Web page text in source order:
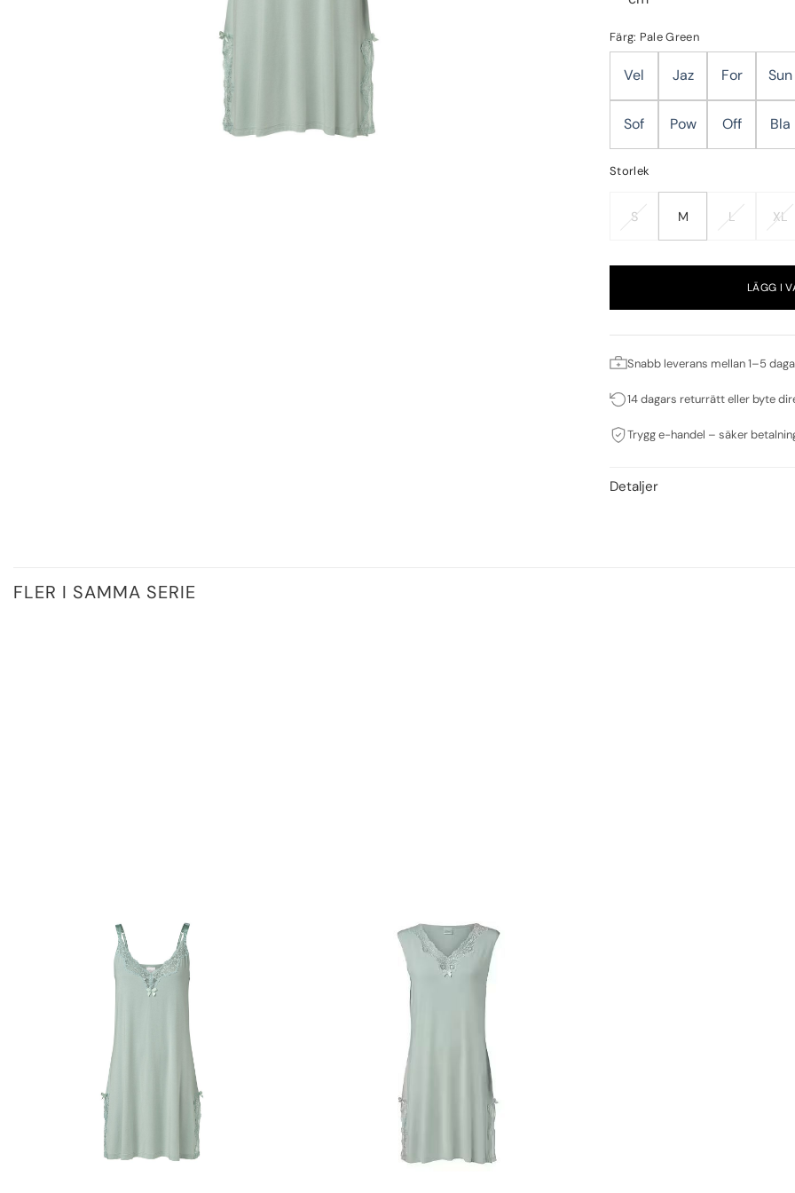
Färg: Pale Green
Vel Jaz For Sun
Sof Pow Off Bla
Storlek
S M L XL
LÄGG I
Snabb leverans mellan 1–5
14 dagars returrätt eller byte
Trygg e-handel – säker
Detaljer
FLER I SAMMA SERIE